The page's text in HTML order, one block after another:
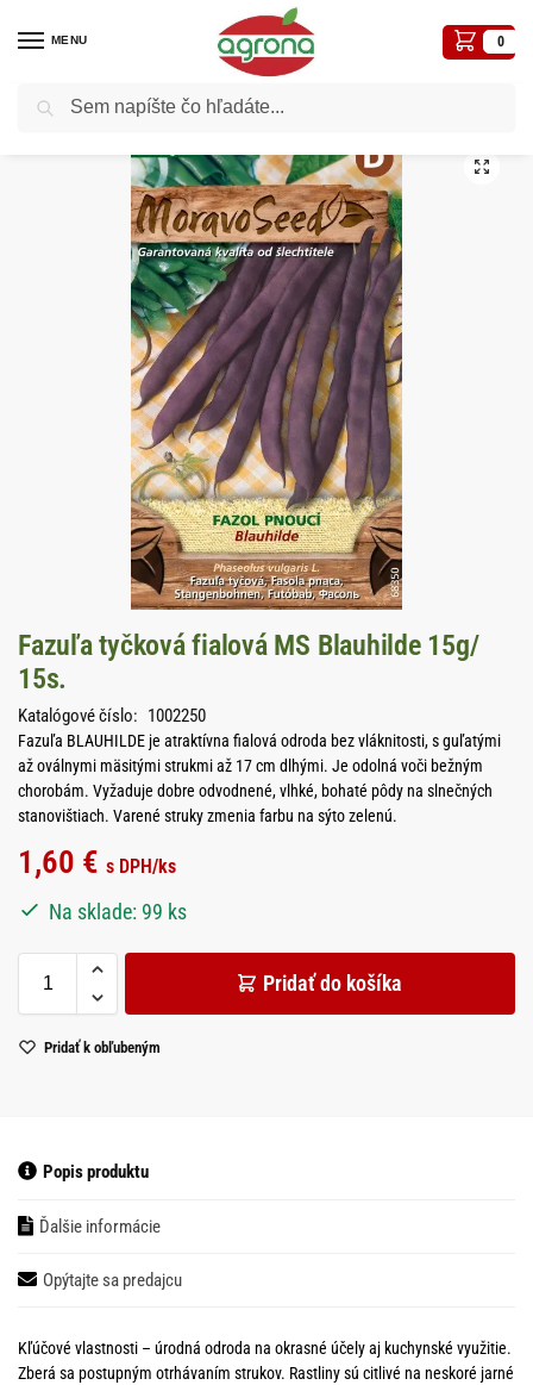
MENU 0
Domov Fazuľa tyčková fialová MS Blauhilde 15g/ 15s.
Fazuľa tyčková fialová MS Blauhilde 15g/
15s.
Katalógové číslo: 1002250
Fazuľa BLAUHILDE je atraktívna fialová odroda bez vláknitosti, s guľatými
až oválnymi mäsitými strukmi až 17 cm dlhými. Je odolná voči bežným
chorobám. Vyžaduje dobre odvodnené, vlhké, bohaté pôdy na slnečných
stanovištiach. Varené struky zmenia farbu na sýto zelenú.
1,60 € s DPH/ks
Na sklade: 99 ks
Pridať do košíka
Pridať k obľubeným
Popis produktu
Ďalšie informácie
Opýtajte sa predajcu
Kľúčové vlastnosti – úrodná odroda na okrasné účely aj kuchynské využitie.
Zberá sa postupným otrhávaním strukov. Rastliny sú citlivé na neskoré jarné